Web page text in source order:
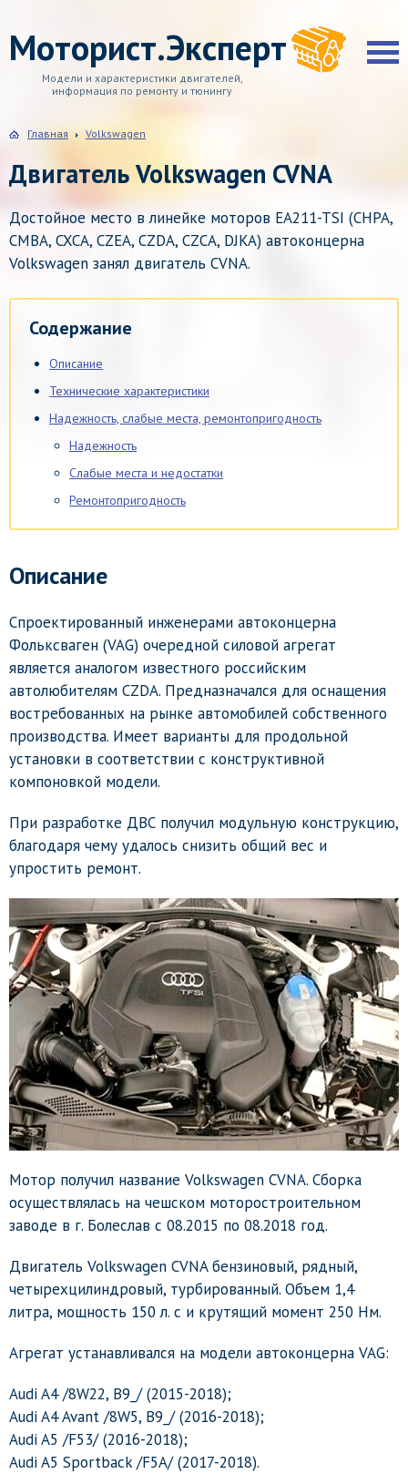
Моторист.Эксперт
Модели и характеристики двигателей,
информация по ремонту и тюнингу
Главная Volkswagen
Двигатель Volkswagen CVNA
Достойное место в линейке моторов EA211-TSI (CHPA,
CMBA, CXCA, CZEA, CZDA, CZCA, DJKA) автоконцерна
Volkswagen занял двигатель CVNA.
Содержание
Описание
Технические характеристики
Надежность, слабые места, ремонтопригодность
Надежность
Слабые места и недостатки
Ремонтопригодность
Описание
Спроектированный инженерами автоконцерна
Фольксваген (VAG) очередной силовой агрегат
является аналогом известного российским
автолюбителям CZDA. Предназначался для оснащения
востребованных на рынке автомобилей собственного
производства. Имеет варианты для продольной
установки в соответствии с конструктивной
компоновкой модели.
При разработке ДВС получил модульную конструкцию,
благодаря чему удалось снизить общий вес и
упростить ремонт.
Мотор получил название Volkswagen CVNA. Сборка
осуществлялась на чешском моторостроительном
заводе в г. Болеслав с 08.2015 по 08.2018 год.
Двигатель Volkswagen CVNA бензиновый, рядный,
четырехцилиндровый, турбированный. Объем 1,4
литра, мощность 150 л. с и крутящий момент 250 Нм.
Агрегат устанавливался на модели автоконцерна VAG:
Audi A4 /8W22, B9_/ (2015-2018);
Audi A4 Avant /8W5, B9_/ (2016-2018);
Audi A5 /F53/ (2016-2018);
Audi A5 Sportback /F5A/ (2017-2018).